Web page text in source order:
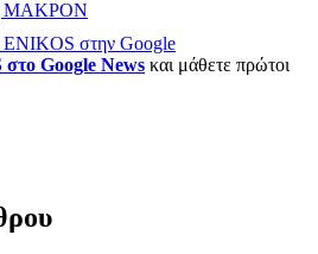
ΜΑΚΡΟΝ
στην Google
Google News και μάθετε πρώτοι